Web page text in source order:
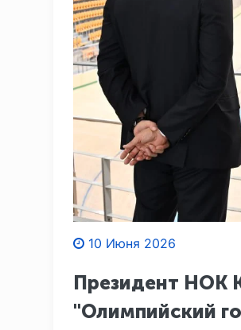
10 Июня 2026
Президент НОК
"Олимпийский